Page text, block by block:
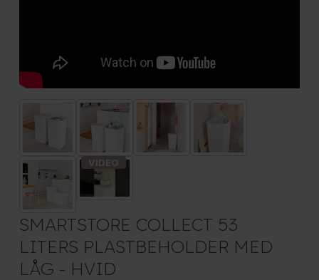
SMARTSTORE COLLECT 53
LITERS PLASTBEHOLDER MED
LÅG - HVID